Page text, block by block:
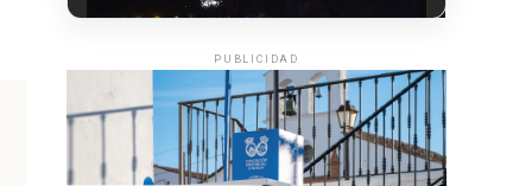
6º DÍA DE LAS FIESTAS COLOMBINAS
2026
·Huelvatv
PUBLICIDAD